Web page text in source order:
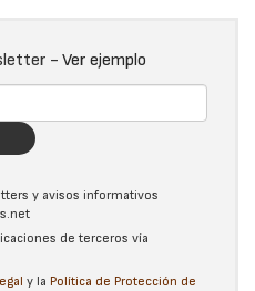
- Ver ejemplo
y avisos informativos
de terceros vía
y la Política de Protección de